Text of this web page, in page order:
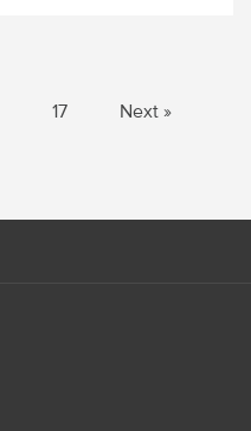
17 Next »